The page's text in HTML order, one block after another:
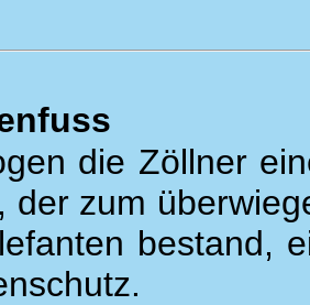
die Zöllner
der zum
bestand,